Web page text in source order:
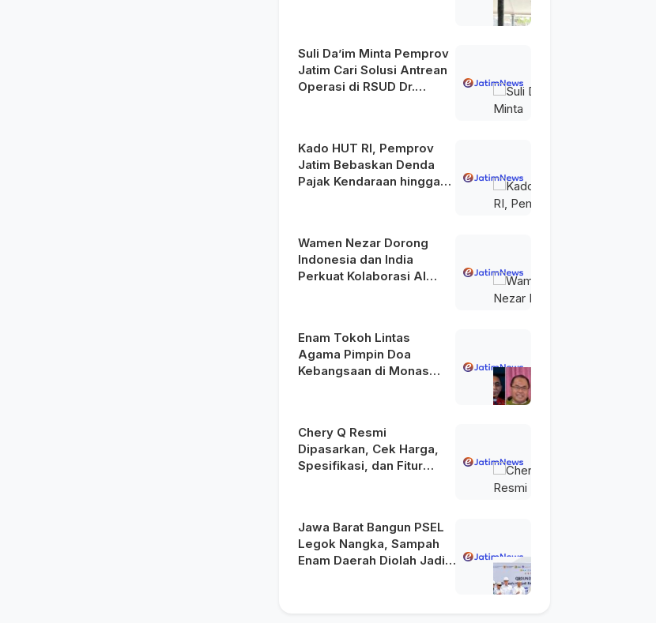
Suli Da’im Minta Pemprov
Jatim Cari Solusi Antrean
Operasi di RSUD Dr.
Kado HUT RI, Pemprov
Jatim Bebaskan Denda
Pajak Kendaraan hingga
Wamen Nezar Dorong
Indonesia dan India
Perkuat Kolaborasi AI
Enam Tokoh Lintas
Agama Pimpin Doa
Kebangsaan di Monas
Chery Q Resmi
Dipasarkan, Cek Harga,
Spesifikasi, dan Fitur
Jawa Barat Bangun PSEL
Legok Nangka, Sampah
Enam Daerah Diolah Jadi